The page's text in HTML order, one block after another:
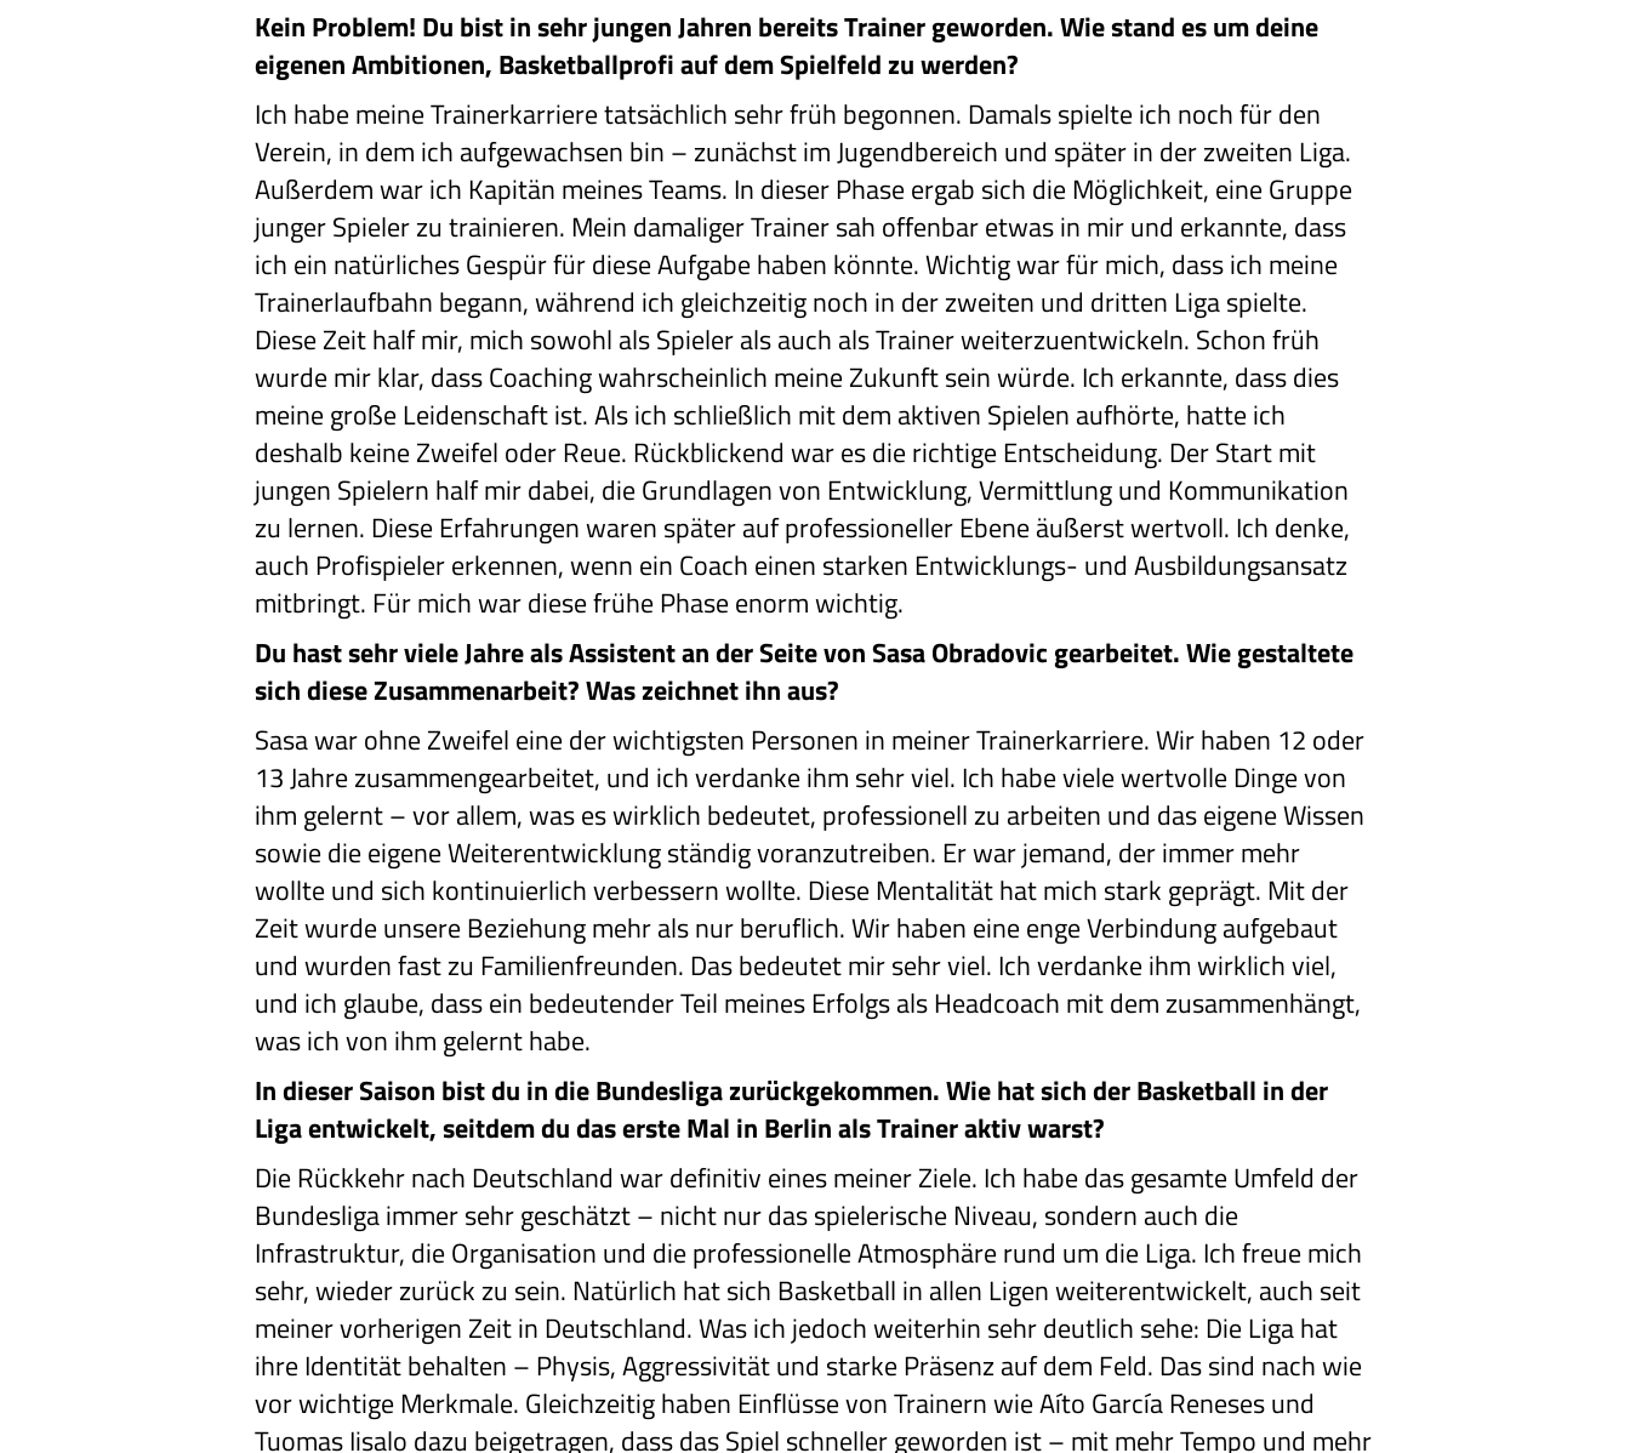
Kein Problem! Du bist in sehr jungen Jahren bereits Trainer geworden. Wie stand es um deine
eigenen Ambitionen, Basketballprofi auf dem Spielfeld zu werden?
Ich habe meine Trainerkarriere tatsächlich sehr früh begonnen. Damals spielte ich noch für den
Verein, in dem ich aufgewachsen bin – zunächst im Jugendbereich und später in der zweiten Liga.
Außerdem war ich Kapitän meines Teams. In dieser Phase ergab sich die Möglichkeit, eine Gruppe
junger Spieler zu trainieren. Mein damaliger Trainer sah offenbar etwas in mir und erkannte, dass
ich ein natürliches Gespür für diese Aufgabe haben könnte. Wichtig war für mich, dass ich meine
Trainerlaufbahn begann, während ich gleichzeitig noch in der zweiten und dritten Liga spielte.
Diese Zeit half mir, mich sowohl als Spieler als auch als Trainer weiterzuentwickeln. Schon früh
wurde mir klar, dass Coaching wahrscheinlich meine Zukunft sein würde. Ich erkannte, dass dies
meine große Leidenschaft ist. Als ich schließlich mit dem aktiven Spielen aufhörte, hatte ich
deshalb keine Zweifel oder Reue. Rückblickend war es die richtige Entscheidung. Der Start mit
jungen Spielern half mir dabei, die Grundlagen von Entwicklung, Vermittlung und Kommunikation
zu lernen. Diese Erfahrungen waren später auf professioneller Ebene äußerst wertvoll. Ich denke,
auch Profispieler erkennen, wenn ein Coach einen starken Entwicklungs- und Ausbildungsansatz
mitbringt. Für mich war diese frühe Phase enorm wichtig.
Du hast sehr viele Jahre als Assistent an der Seite von Sasa Obradovic gearbeitet. Wie gestaltete
sich diese Zusammenarbeit? Was zeichnet ihn aus?
Sasa war ohne Zweifel eine der wichtigsten Personen in meiner Trainerkarriere. Wir haben 12 oder
13 Jahre zusammengearbeitet, und ich verdanke ihm sehr viel. Ich habe viele wertvolle Dinge von
ihm gelernt – vor allem, was es wirklich bedeutet, professionell zu arbeiten und das eigene Wissen
sowie die eigene Weiterentwicklung ständig voranzutreiben. Er war jemand, der immer mehr
wollte und sich kontinuierlich verbessern wollte. Diese Mentalität hat mich stark geprägt. Mit der
Zeit wurde unsere Beziehung mehr als nur beruflich. Wir haben eine enge Verbindung aufgebaut
und wurden fast zu Familienfreunden. Das bedeutet mir sehr viel. Ich verdanke ihm wirklich viel,
und ich glaube, dass ein bedeutender Teil meines Erfolgs als Headcoach mit dem zusammenhängt,
was ich von ihm gelernt habe.
In dieser Saison bist du in die Bundesliga zurückgekommen. Wie hat sich der Basketball in der
Liga entwickelt, seitdem du das erste Mal in Berlin als Trainer aktiv warst?
Die Rückkehr nach Deutschland war definitiv eines meiner Ziele. Ich habe das gesamte Umfeld der
Bundesliga immer sehr geschätzt – nicht nur das spielerische Niveau, sondern auch die
Infrastruktur, die Organisation und die professionelle Atmosphäre rund um die Liga. Ich freue mich
sehr, wieder zurück zu sein. Natürlich hat sich Basketball in allen Ligen weiterentwickelt, auch seit
meiner vorherigen Zeit in Deutschland. Was ich jedoch weiterhin sehr deutlich sehe: Die Liga hat
ihre Identität behalten – Physis, Aggressivität und starke Präsenz auf dem Feld. Das sind nach wie
vor wichtige Merkmale. Gleichzeitig haben Einflüsse von Trainern wie Aíto García Reneses und
Tuomas Iisalo dazu beigetragen, dass das Spiel schneller geworden ist – mit mehr Tempo und mehr